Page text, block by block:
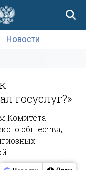
Новости
госуслуг?»
Комитета
общества,